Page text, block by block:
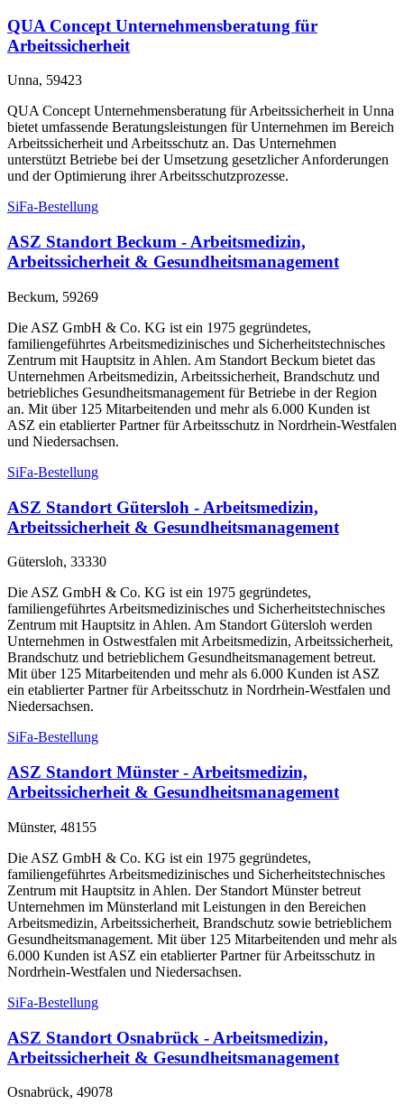
QUA Concept Unternehmensberatung für
Arbeitssicherheit
Unna, 59423
QUA Concept Unternehmensberatung für Arbeitssicherheit in Unna
bietet umfassende Beratungsleistungen für Unternehmen im Bereich
Arbeitssicherheit und Arbeitsschutz an. Das Unternehmen
unterstützt Betriebe bei der Umsetzung gesetzlicher Anforderungen
und der Optimierung ihrer Arbeitsschutzprozesse.
SiFa-Bestellung
ASZ Standort Beckum - Arbeitsmedizin,
Arbeitssicherheit & Gesundheitsmanagement
Beckum, 59269
Die ASZ GmbH & Co. KG ist ein 1975 gegründetes,
familiengeführtes Arbeitsmedizinisches und Sicherheitstechnisches
Zentrum mit Hauptsitz in Ahlen. Am Standort Beckum bietet das
Unternehmen Arbeitsmedizin, Arbeitssicherheit, Brandschutz und
betriebliches Gesundheitsmanagement für Betriebe in der Region
an. Mit über 125 Mitarbeitenden und mehr als 6.000 Kunden ist
ASZ ein etablierter Partner für Arbeitsschutz in Nordrhein-Westfalen
und Niedersachsen.
SiFa-Bestellung
ASZ Standort Gütersloh - Arbeitsmedizin,
Arbeitssicherheit & Gesundheitsmanagement
Gütersloh, 33330
Die ASZ GmbH & Co. KG ist ein 1975 gegründetes,
familiengeführtes Arbeitsmedizinisches und Sicherheitstechnisches
Zentrum mit Hauptsitz in Ahlen. Am Standort Gütersloh werden
Unternehmen in Ostwestfalen mit Arbeitsmedizin, Arbeitssicherheit,
Brandschutz und betrieblichem Gesundheitsmanagement betreut.
Mit über 125 Mitarbeitenden und mehr als 6.000 Kunden ist ASZ
ein etablierter Partner für Arbeitsschutz in Nordrhein-Westfalen und
Niedersachsen.
SiFa-Bestellung
ASZ Standort Münster - Arbeitsmedizin,
Arbeitssicherheit & Gesundheitsmanagement
Münster, 48155
Die ASZ GmbH & Co. KG ist ein 1975 gegründetes,
familiengeführtes Arbeitsmedizinisches und Sicherheitstechnisches
Zentrum mit Hauptsitz in Ahlen. Der Standort Münster betreut
Unternehmen im Münsterland mit Leistungen in den Bereichen
Arbeitsmedizin, Arbeitssicherheit, Brandschutz sowie betrieblichem
Gesundheitsmanagement. Mit über 125 Mitarbeitenden und mehr als
6.000 Kunden ist ASZ ein etablierter Partner für Arbeitsschutz in
Nordrhein-Westfalen und Niedersachsen.
SiFa-Bestellung
ASZ Standort Osnabrück - Arbeitsmedizin,
Arbeitssicherheit & Gesundheitsmanagement
Osnabrück, 49078